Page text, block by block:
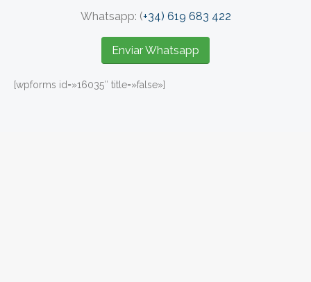
Whatsapp: (+34) 619 683 422
Enviar Whatsapp
[wpforms id=»16035″ title=»false»]